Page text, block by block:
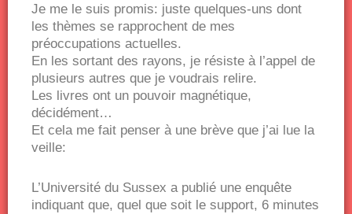
Je me le suis promis: juste quelques-uns dont
les thèmes se rapprochent de mes
préoccupations actuelles.
En les sortant des rayons, je résiste à l’appel de
plusieurs autres que je voudrais relire.
Les livres ont un pouvoir magnétique,
décidément…
Et cela me fait penser à une brève que j’ai lue la
veille:
L’Université du Sussex a publié une enquête
indiquant que, quel que soit le support, 6 minutes